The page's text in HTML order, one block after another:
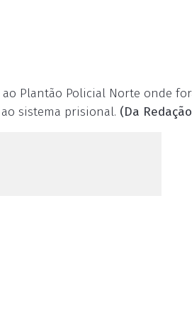
Plantão Policial Norte onde
sistema prisional. (Da